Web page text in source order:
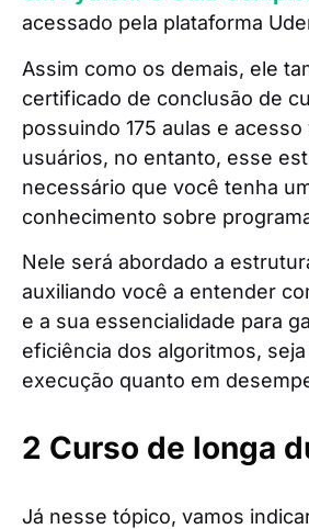
acessado pela plataforma
Assim como os demais, ele
certificado de conclusão de
possuindo 175 aulas e
usuários, no entanto, esse
necessário que você tenha
conhecimento sobre
Nele será abordado a
auxiliando você a entender
e a sua essencialidade para
eficiência dos algoritmos,
execução quanto em
2 Curso de longa
Já nesse tópico, vamos